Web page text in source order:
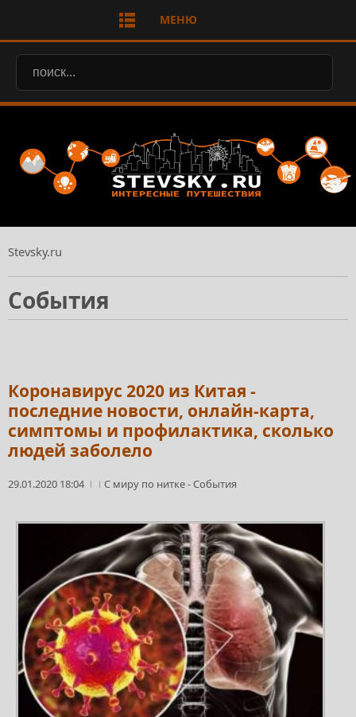
МЕНЮ
Stevsky.ru
События
Коронавирус 2020 из Китая -
последние новости, онлайн-карта,
симптомы и профилактика, сколько
людей заболело
29.01.2020 18:04 С миру по нитке-События